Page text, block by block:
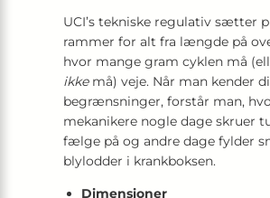
UCI’s tekniske regulativ sætter
rammer for alt fra længde på
hvor mange gram cyklen må
ikkemå) veje. Når man kender
begrænsninger, forstår man,
mekanikere nogle dage skruer
fælge på og andre dage fylder
blylodder i krankboksen.
Dimensioner